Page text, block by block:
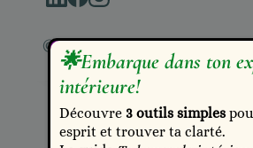
©️ Marie Eve Bergeron 2025